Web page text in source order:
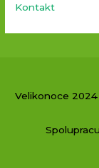
Kontakt
Velikonoce